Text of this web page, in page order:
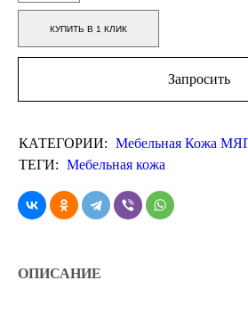
КУПИТЬ В 1 КЛИК
Запросить
КАТЕГОРИИ: Мебельная Кожа
ТЕГИ: Мебельная кожа
ОПИСАНИЕ